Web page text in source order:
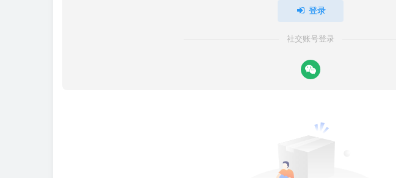
登录
社交账号登录